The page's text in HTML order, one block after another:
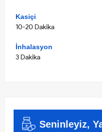
Kasiçi
10-20 Dakika
İnhalasyon
3 Dakika
Seninleyiz,